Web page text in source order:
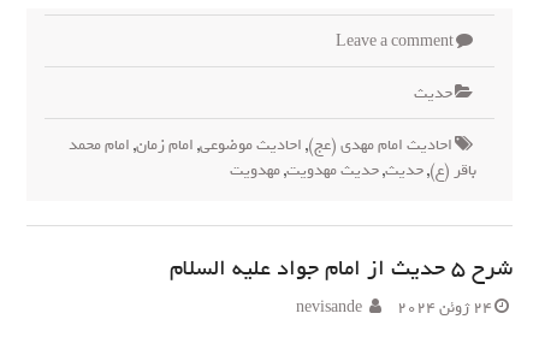
Leave a comment
حدیث
احادیث امام مهدی (عج),احادیث موضوعی,امام زمان,امام محمد
باقر (ع),حدیث,حدیث مهدویت,مهدویت
شرح 5 حدیث از امام جواد علیه السلام
24 ژوئن 2024 nevisande